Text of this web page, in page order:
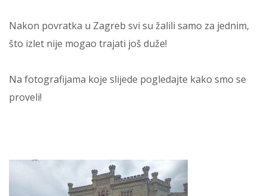
Nakon povratka u Zagreb svi su žalili samo za jednim,
što izlet nije mogao trajati još duže!
Na fotografijama koje slijede pogledajte kako smo se
proveli!